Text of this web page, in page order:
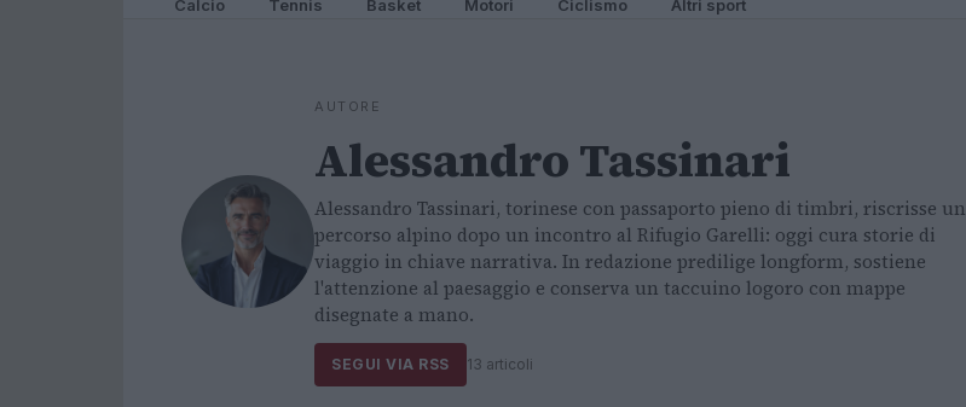
Calcio Tennis Basket Motori Ciclismo Altri sport
AUTORE
Alessandro Tassinari
Alessandro Tassinari, torinese con passaporto pieno di timbri, riscrisse un
percorso alpino dopo un incontro al Rifugio Garelli: oggi cura storie di
viaggio in chiave narrativa. In redazione predilige longform, sostiene
l'attenzione al paesaggio e conserva un taccuino logoro con mappe
disegnate a mano.
SEGUI VIA RSS 13 articoli